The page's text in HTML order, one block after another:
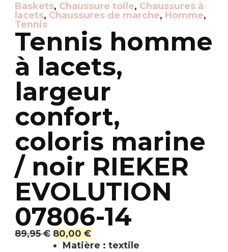
Baskets, Chaussure toile, Chaussures à
lacets, Chaussures de marche, Homme,
Tennis
Tennis homme
à lacets,
largeur
confort,
coloris marine
/ noir RIEKER
EVOLUTION
07806-14
89,95€ 80,00 €
Matière : textile